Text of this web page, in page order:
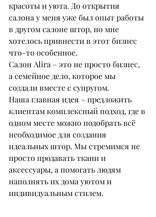
красоты и уюта. До открытия
салона у меня уже был опыт работы
в другом салоне штор, но мне
хотелось привнести в этот бизнес
что-то особенное.
Салон Alira – это не просто бизнес,
а семейное дело, которое мы
создали вместе с супругом.
Наша главная идея – предложить
клиентам комплексный подход, где в
одном месте можно подобрать всё
необходимое для создания
идеальных штор. Мы стремимся не
просто продавать ткани и
аксессуары, а помогать людям
наполнять их дома уютом и
индивидуальным стилем.